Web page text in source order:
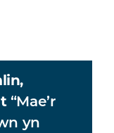
“Mae’r
yn